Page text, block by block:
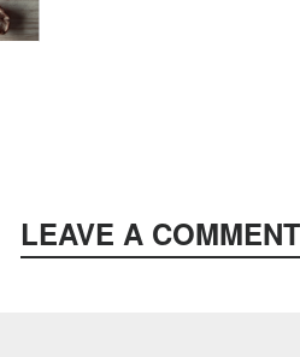
LEAVE A COMMENT